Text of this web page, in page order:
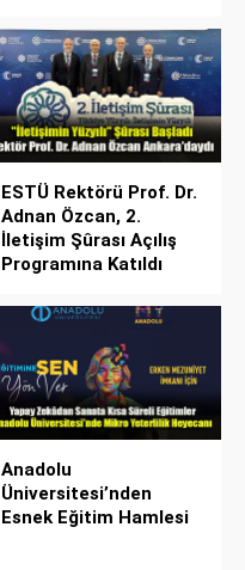
ESTÜ Rektörü Prof. Dr.
Adnan Özcan, 2.
İletişim Şûrası Açılış
Programına Katıldı
Anadolu
Üniversitesi’nden
Esnek Eğitim Hamlesi